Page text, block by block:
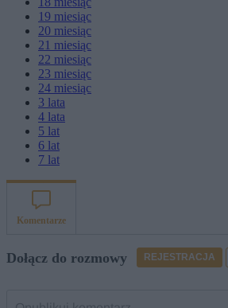
19 miesiąc
20 miesiąc
21 miesiąc
22 miesiąc
23 miesiąc
24 miesiąc
3 lata
4 lata
5 lat
6 lat
7 lat